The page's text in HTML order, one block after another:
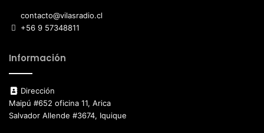
contacto@vilasradio.cl
+56 9 57348811
Información
Dirección
Maipú #652 oficina 11, Arica
Salvador Allende #3674, Iquique